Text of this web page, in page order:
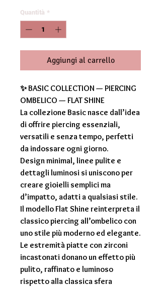
Quantità *
Aggiungi al carrello
✨ BASIC COLLECTION — PIERCING
OMBELICO — FLAT SHINE
La collezione Basic nasce dall’idea
di offrire piercing essenziali,
versatili e senza tempo, perfetti
da indossare ogni giorno.
Design minimal, linee pulite e
dettagli luminosi si uniscono per
creare gioielli semplici ma
d’impatto, adatti a qualsiasi stile.
Il modello Flat Shine reinterpreta il
classico piercing all’ombelico con
uno stile più moderno ed elegante.
Le estremità piatte con zirconi
incastonati donano un effetto più
pulito, raffinato e luminoso
rispetto alla classica sfera